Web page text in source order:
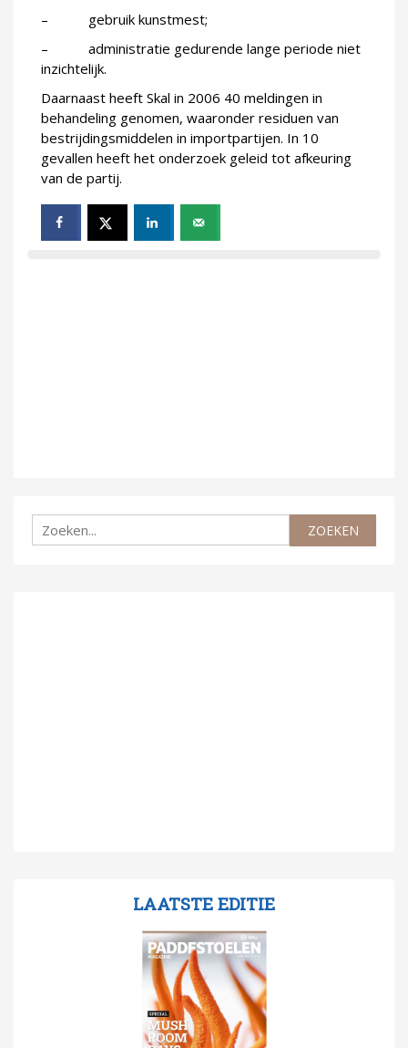
–
gebruik kunstmest;
–
administratie gedurende lange periode niet
inzichtelijk.
Daarnaast heeft Skal in 2006 40 meldingen in
behandeling genomen, waaronder residuen van
bestrijdingsmiddelen in importpartijen. In 10
gevallen heeft het onderzoek geleid tot afkeuring
van de partij.
LAATSTE EDITIE